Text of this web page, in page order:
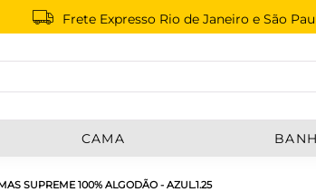
Frete Expresso Rio de Janeiro e São
CAMA
SUPREME 100% ALGODÃO - AZUL.1.25